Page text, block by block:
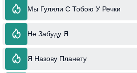
Мы Гуляли С Тобою У Речки
Не Забуду Я
Я Назову Планету